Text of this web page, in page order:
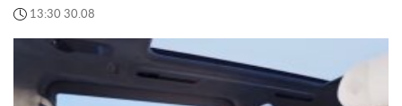
13:30 30.08